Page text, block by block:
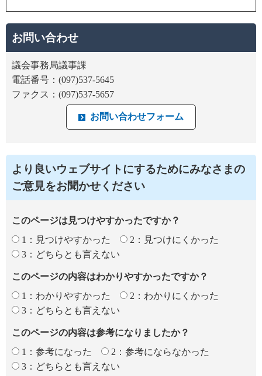
お問い合わせ
議会事務局議事課
電話番号：(097)537-5645
ファクス：(097)537-5657
より良いウェブサイトにするためにみなさまの
ご意見をお聞かせください
このページは見つけやすかったですか？
1：見つけやすかった
2：見つけにくかった
3：どちらとも言えない
このページの内容はわかりやすかったですか？
1：わかりやすかった
2：わかりにくかった
3：どちらとも言えない
このページの内容は参考になりましたか？
1：参考になった
2：参考にならなかった
3：どちらとも言えない